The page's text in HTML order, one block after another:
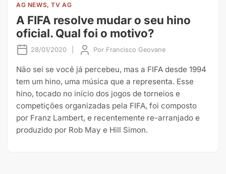
AG NEWS, TV AG
A FIFA resolve mudar o seu hino
oficial. Qual foi o motivo?
28/01/2020 Por Francisco Geovane
Não sei se você já percebeu, mas a FIFA desde 1994
tem um hino, uma música que a representa. Esse
hino, tocado no início dos jogos de torneios e
competições organizadas pela FIFA, foi composto
por Franz Lambert, e recentemente re-arranjado e
produzido por Rob May e Hill Simon.